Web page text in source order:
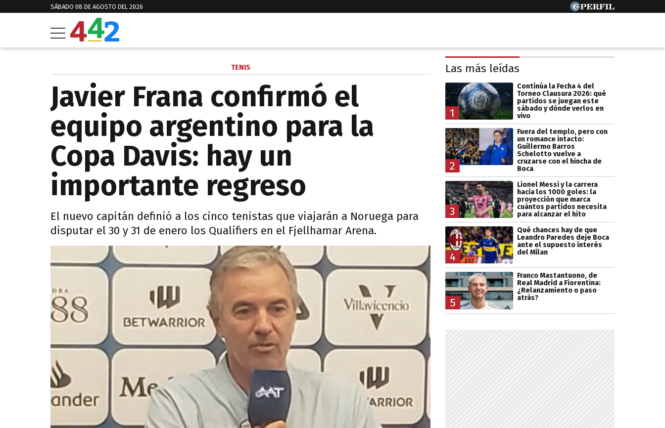
SÁBADO 08 DE AGOSTO DEL 2026
TENIS
Javier Frana confirmó el
equipo argentino para la
Copa Davis: hay un
importante regreso
El nuevo capitán definió a los cinco tenistas que viajarán a Noruega para
disputar el 30 y 31 de enero los Qualifiers en el Fjellhamar Arena.
Las más leídas
1
Continúa la Fecha 4 del
Torneo Clausura 2026: qué
partidos se juegan este
sábado y dónde verlos en
vivo
2
Fuera del templo, pero con
un romance intacto:
Guillermo Barros
Schelotto vuelve a
cruzarse con el hincha de
Boca
3
Lionel Messi y la carrera
hacia los 1000 goles: la
proyección que marca
cuántos partidos necesita
para alcanzar el hito
4
Qué chances hay de que
Leandro Paredes deje Boca
ante el supuesto interés
del Milan
5
Franco Mastantuono, de
Real Madrid a Fiorentina:
¿Relanzamiento o paso
atrás?